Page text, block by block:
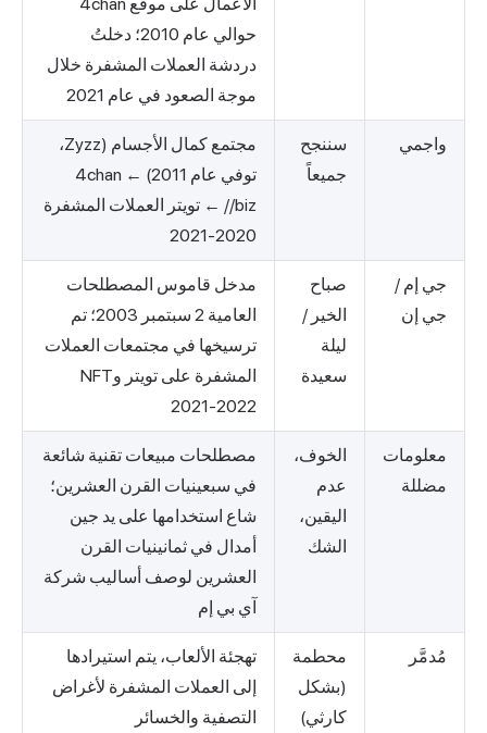
حوالي عام 2010؛ دخلتُ
دردشة العملات المشفرة خلال
موجة الصعود في عام 2021
واجمي
سننجح
جميعاً
مجتمع كمال الأجسام (Zyzz،
توفي عام 2011) ← 4chan
/biz/ ← تويتر العملات المشفرة
2020-2021
جي إم /
جي إن
صباح
الخير /
ليلة
سعيدة
مدخل قاموس المصطلحات
العامية 2 سبتمبر 2003؛ تم
ترسيخها في مجتمعات العملات
المشفرة على تويتر وNFT
2021-2022
معلومات
مضللة
الخوف،
عدم
اليقين،
الشك
مصطلحات مبيعات تقنية شائعة
في سبعينيات القرن العشرين؛
شاع استخدامها على يد جين
أمدال في ثمانينيات القرن
العشرين لوصف أساليب شركة
آي بي إم
مُدمَّر
محطمة
(بشكل
كارثي)
تهجئة الألعاب، يتم استيرادها
إلى العملات المشفرة لأغراض
التصفية والخسائر